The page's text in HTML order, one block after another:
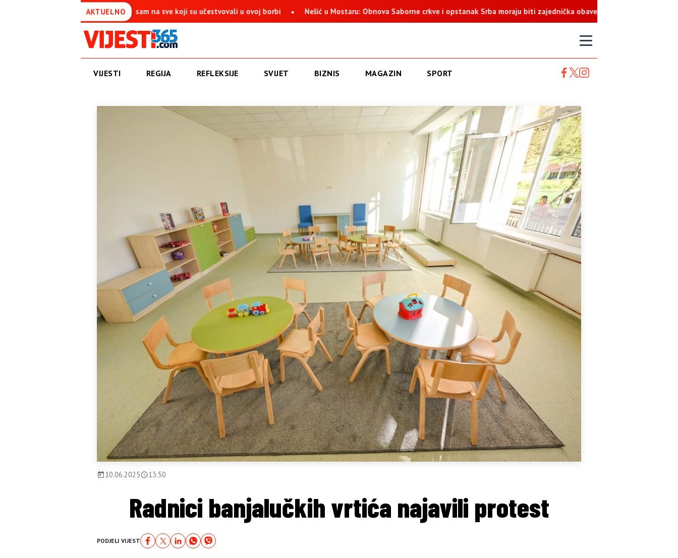
AKTUELNO
simbol pobjede – Ponosan sam na sve koji su učestvovali u ovoj borbi Nešić u Mostaru: Obnova Saborne crkve i opstanak Srba moraju biti zajednička obaveza
VIJESTI REGIJA REFLEKSIJE SVIJET BIZNIS MAGAZIN SPORT
10.06.2025 13:50
Radnici banjalučkih vrtića najavili protest
PODJELI VIJEST